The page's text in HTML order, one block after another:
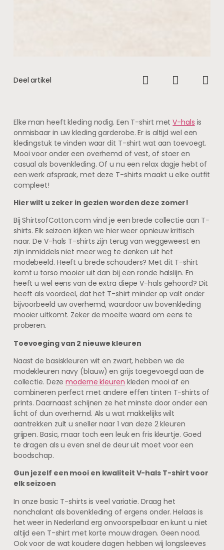
Deel artikel
Elke man heeft kleding nodig. Een T-shirt metV-hals is
onmisbaar in uw kleding garderobe. Er is altijd wel een
kledingstuk te vinden waar dit T-shirt wat aan toevoegt.
Mooi voor onder een overhemd of vest, of stoer en
casual als bovenkleding. Of u nu een relax dagje hebt of
een werk afspraak, met deze T-shirts maakt u elke outfit
compleet!
Hier wilt u zeker in gezien worden deze zomer!
Bij ShirtsofCotton.com vind je een brede collectie aan T-
shirts. Elk seizoen kijken we hier weer opnieuw kritisch
naar. De V-hals T-shirts zijn terug van weggeweest en
zijn inmiddels niet meer weg te denken uit het
modebeeld. Heeft u brede schouders? Met dit T-shirt
komt u torso mooier uit dan bij een ronde halslijn. En
heeft u wel eens van de extra diepe V-hals gehoord? Dit
heeft als voordeel, dat het T-shirt minder op valt onder
bijvoorbeeld uw overhemd, waardoor uw bovenkleding
mooier uitkomt. Zeker de moeite waard om eens te
proberen.
Toevoeging van 2 nieuwe kleuren
Naast de basiskleuren wit en zwart, hebben we de
modekleuren navy (blauw) en grijs toegevoegd aan de
collectie. Dezemoderne kleuren kleden mooi af en
combineren perfect met andere effen tinten T-shirts of
prints. Daarnaast schijnen ze het minste door onder een
licht of dun overhemd. Als u wat makkelijks wilt
aantrekken zult u sneller naar 1 van deze 2 kleuren
grijpen. Basic, maar toch een leuk en fris kleurtje. Goed
te dragen als u even snel de deur uit moet voor een
boodschap.
Gun jezelf een mooi en kwaliteit V-hals T-shirt voor
elk seizoen
In onze basic T-shirts is veel variatie. Draag het
nonchalant als bovenkleding of ergens onder. Helaas is
het weer in Nederland erg onvoorspelbaar en kunt u niet
altijd een T-shirt met korte mouw dragen. Geen nood.
Ook voor de wat koudere dagen hebben wij longsleeves